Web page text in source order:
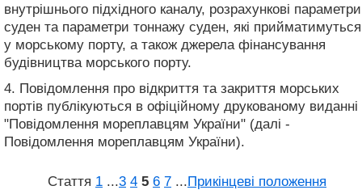
внутрішнього підхідного каналу, розрахункові параметри
суден та параметри тоннажу суден, які прийматимуться
у морському порту, а також джерела фінансування
будівництва морського порту.
4. Повідомлення про відкриття та закриття морських
портів публікуються в офіційному друкованому виданні
"Повідомлення мореплавцям України" (далі -
Повідомлення мореплавцям України).
Стаття 1 ...3 4 5 6 7 ...Прикінцеві положення